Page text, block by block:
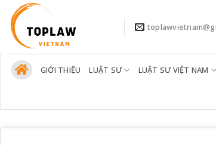
qua
nội
dung
GIỚI THIỆU LUẬT SƯ LUẬT SƯ VIỆT NAM